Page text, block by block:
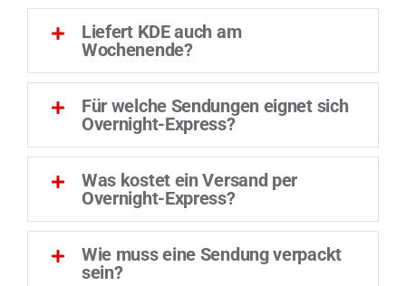
Liefert KDE auch am
Wochenende?
Für welche Sendungen eignet sich
Overnight-Express?
Was kostet ein Versand per
Overnight-Express?
Wie muss eine Sendung verpackt
sein?